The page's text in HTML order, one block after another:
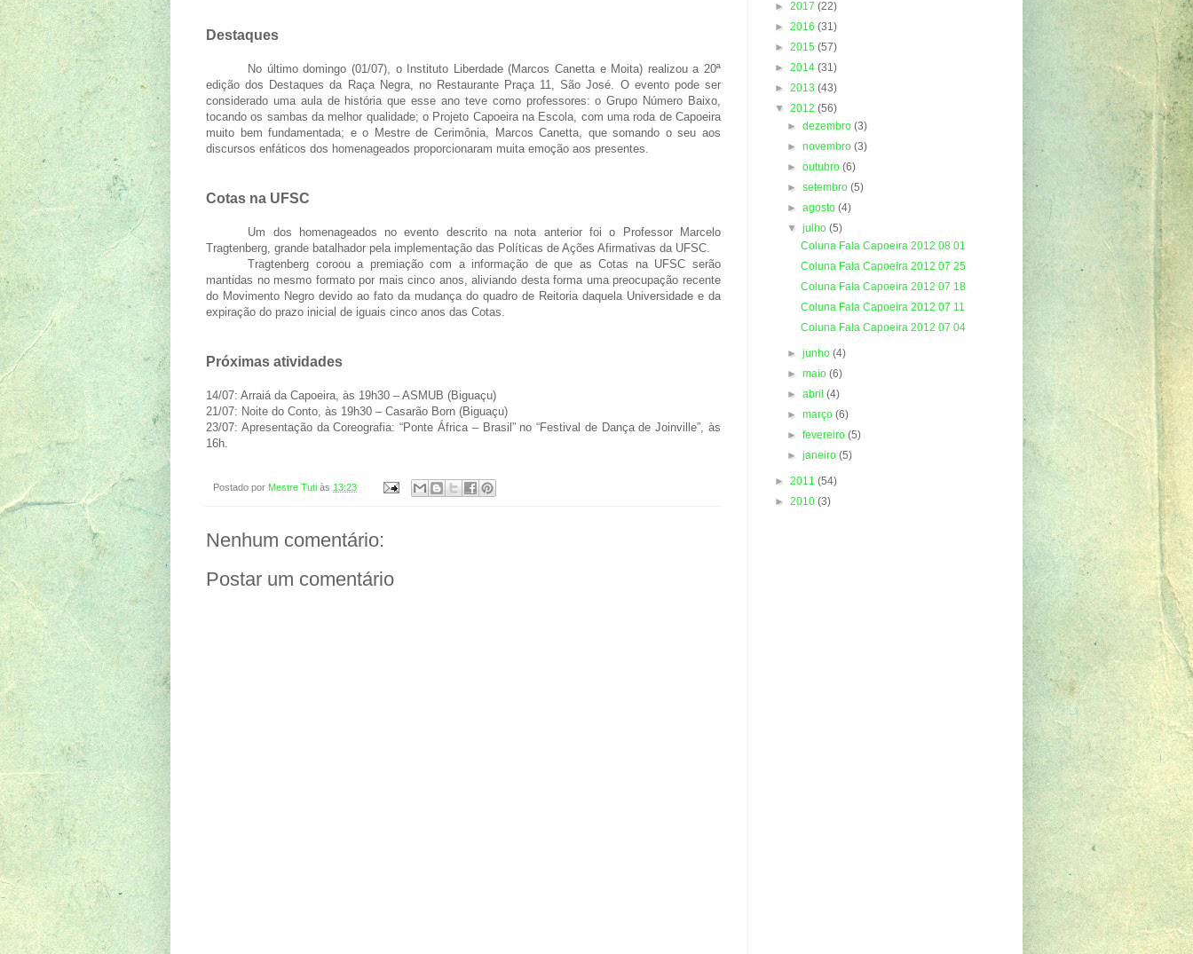
Destaques
No último domingo (01/07), o Instituto Liberdade (Marcos Canetta e Moita) realizou a 20ª
edição dos Destaques da Raça Negra, no Restaurante Praça 11, São José. O evento pode ser
considerado uma aula de história que esse ano teve como professores: o Grupo Número Baixo,
tocando os sambas da melhor qualidade; o Projeto Capoeira na Escola, com uma roda de Capoeira
muito bem fundamentada; e o Mestre de Cerimônia, Marcos Canetta, que somando o seu aos
discursos enfáticos dos homenageados proporcionaram muita emoção aos presentes.
Cotas na UFSC
Um dos homenageados no evento descrito na nota anterior foi o Professor Marcelo
Tragtenberg, grande batalhador pela implementação das Políticas de Ações Afirmativas da UFSC.
Tragtenberg coroou a premiação com a informação de que as Cotas na UFSC serão
mantidas no mesmo formato por mais cinco anos, aliviando desta forma uma preocupação recente
do Movimento Negro devido ao fato da mudança do quadro de Reitoria daquela Universidade e da
expiração do prazo inicial de iguais cinco anos das Cotas.
Próximas atividades
14/07: Arraiá da Capoeira, às 19h30 – ASMUB (Biguaçu)
21/07: Noite do Conto, às 19h30 – Casarão Born (Biguaçu)
23/07: Apresentação da Coreografia: “Ponte África – Brasil” no “Festival de Dança de Joinville”, às
16h.
Postado por Mestre Tuti às 13:23
Nenhum comentário:
Postar um comentário
► 2017 (22)
► 2016 (31)
► 2015 (57)
► 2014 (31)
► 2013 (43)
▼ 2012 (56)
►dezembro(3)
►novembro(3)
►outubro(6)
►setembro(5)
►agosto(4)
▼julho(5)
Coluna Fala Capoeira 2012 08 01
Coluna Fala Capoeira 2012 07 25
Coluna Fala Capoeira 2012 07 18
Coluna Fala Capoeira 2012 07 11
Coluna Fala Capoeira 2012 07 04
►junho(4)
►maio(6)
►abril(4)
►março(6)
►fevereiro(5)
►janeiro(5)
► 2011 (54)
► 2010 (3)